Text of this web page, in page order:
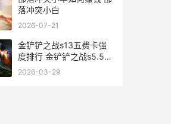
落冲突小白
2026-07-21
金铲铲之战s13五费卡强
度排行 金铲铲之战s5.5阵
容
2026-03-29